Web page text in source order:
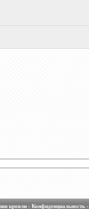
кровли- Конфиденциальность-